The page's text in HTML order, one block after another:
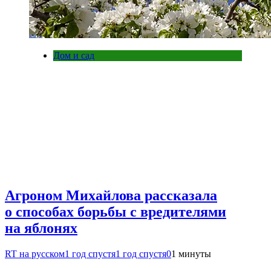
Дом и сад
Агроном Михайлова рассказала
о способах борьбы с вредителями
на яблонях
RT на русском1 год спустя1 год спустя01 минуты